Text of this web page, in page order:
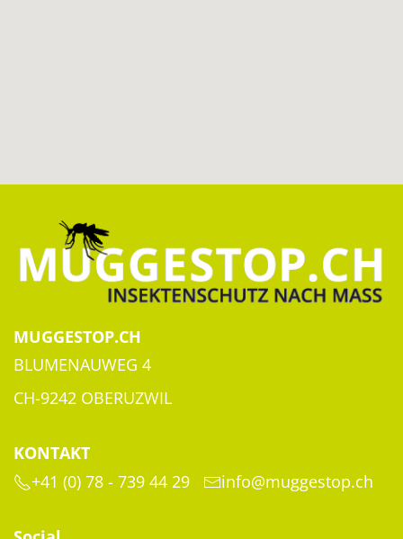
MUGGESTOP.CH
BLUMENAUWEG 4
CH-9242 OBERUZWIL
KONTAKT
+41 (0) 78 - 739 44 29
info@muggestop.ch